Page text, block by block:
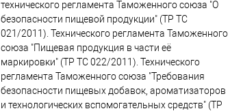
технического регламента Таможенного союза "О
безопасности пищевой продукции" (ТР ТС
021/2011). Технического регламента Таможенного
союза "Пищевая продукция в части её
маркировки" (ТР ТС 022/2011). Технического
регламента Таможенного союза "Требования
безопасности пищевых добавок, ароматизаторов
и технологических вспомогательных средств" (ТР